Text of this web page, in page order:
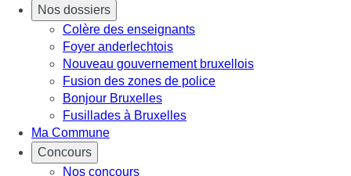
Nos dossiers
Colère des enseignants
Foyer anderlechtois
Nouveau gouvernement bruxellois
Fusion des zones de police
Bonjour Bruxelles
Fusillades à Bruxelles
Ma Commune
Concours
Nos concours